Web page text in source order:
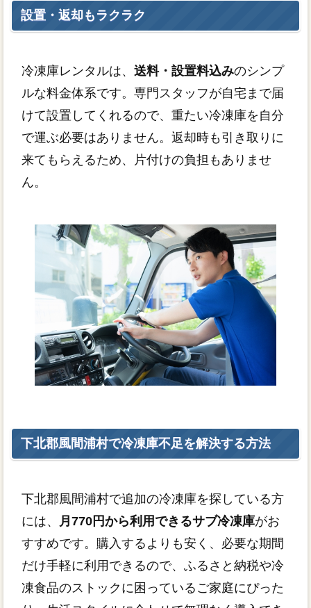
設置・返却もラクラク
冷凍庫レンタルは、 送料・設置料込みのシンプ
ルな料金体系です。専門スタッフが自宅まで届
けて設置してくれるので、重たい冷凍庫を自分
で運ぶ必要はありません。返却時も引き取りに
来てもらえるため、片付けの負担もありませ
ん。
下北郡風間浦村で冷凍庫不足を解決する方法
下北郡風間浦村で追加の冷凍庫を探している方
には、
月770円から利用できるサブ冷凍庫がお
すすめです。購入するよりも安く、必要な期間
だけ手軽に利用できるので、ふるさと納税や冷
凍食品のストックに困っているご家庭にぴった